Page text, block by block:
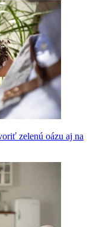
zelenú oázu aj na